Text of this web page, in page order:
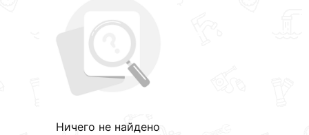
Ничего не найдено